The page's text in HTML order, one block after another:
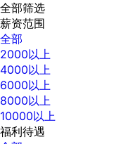
全部筛选
薪资范围
全部
2000以上
4000以上
6000以上
8000以上
10000以上
福利待遇